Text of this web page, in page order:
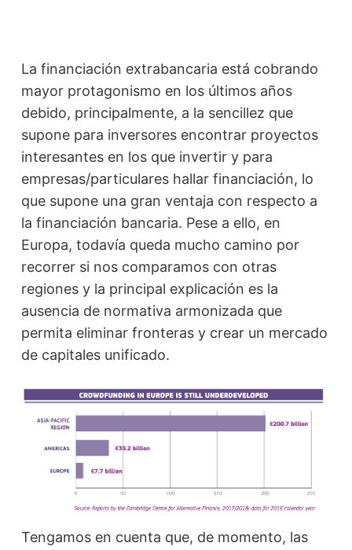
La financiación extrabancaria está cobrando
mayor protagonismo en los últimos años
debido, principalmente, a la sencillez que
supone para inversores encontrar proyectos
interesantes en los que invertir y para
empresas/particulares hallar financiación, lo
que supone una gran ventaja con respecto a
la financiación bancaria. Pese a ello, en
Europa, todavía queda mucho camino por
recorrer si nos comparamos con otras
regiones y la principal explicación es la
ausencia de normativa armonizada que
permita eliminar fronteras y crear un mercado
de capitales unificado.
Tengamos en cuenta que, de momento, las